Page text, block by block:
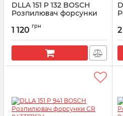
DLLA 151 P 132 BOSCH
Розпилювач форсунки
Артикул:
1 120 грн